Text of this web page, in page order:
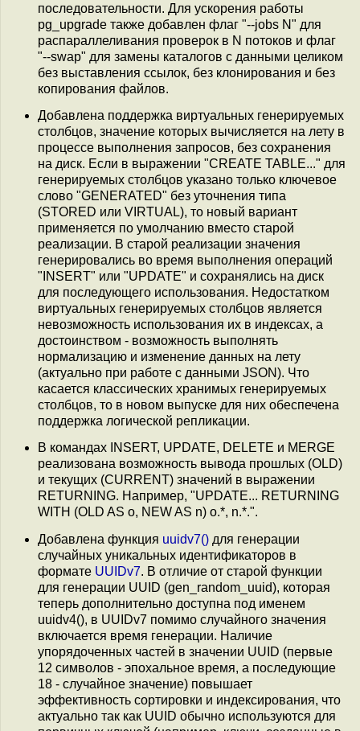
последовательности. Для ускорения работы
pg_upgrade также добавлен флаг "--jobs N" для
распараллеливания проверок в N потоков и флаг
"--swap" для замены каталогов с данными целиком
без выставления ссылок, без клонирования и без
копирования файлов.
Добавлена поддержка виртуальных генерируемых
столбцов, значение которых вычисляется на лету в
процессе выполнения запросов, без сохранения
на диск. Если в выражении "CREATE TABLE..." для
генерируемых столбцов указано только ключевое
слово "GENERATED" без уточнения типа
(STORED или VIRTUAL), то новый вариант
применяется по умолчанию вместо старой
реализации. В старой реализации значения
генерировались во время выполнения операций
"INSERT" или "UPDATE" и сохранялись на диск
для последующего использования. Недостатком
виртуальных генерируемых столбцов является
невозможность использования их в индексах, а
достоинством - возможность выполнять
нормализацию и изменение данных на лету
(актуально при работе с данными JSON). Что
касается классических хранимых генерируемых
столбцов, то в новом выпуске для них обеспечена
поддержка логической репликации.
В командах INSERT, UPDATE, DELETE и MERGE
реализована возможность вывода прошлых (OLD)
и текущих (CURRENT) значений в выражении
RETURNING. Например, "UPDATE... RETURNING
WITH (OLD AS o, NEW AS n) o.*, n.*.".
Добавлена функция uuidv7() для генерации
случайных уникальных идентификаторов в
формате UUIDv7. В отличие от старой функции
для генерации UUID (gen_random_uuid), которая
теперь дополнительно доступна под именем
uuidv4(), в UUIDv7 помимо случайного значения
включается время генерации. Наличие
упорядоченных частей в значении UUID (первые
12 символов - эпохальное время, а последующие
18 - случайное значение) повышает
эффективность сортировки и индексирования, что
актуально так как UUID обычно используются для